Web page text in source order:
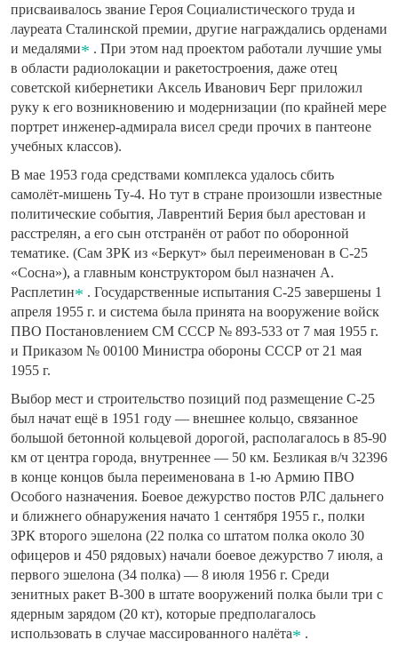
присваивалось звание Героя Социалистического труда и
лауреата Сталинской премии, другие награждались орденами
и медалями
. При этом над проектом работали лучшие умы
в области радиолокации и ракетостроения, даже отец
советской кибернетики Аксель Иванович Берг приложил
руку к его возникновению и модернизации (по крайней мере
портрет инженер-адмирала висел среди прочих в пантеоне
учебных классов).
В мае 1953 года средствами комплекса удалось сбить
самолёт-мишень Ту-4. Но тут в стране произошли известные
политические события, Лаврентий Берия был арестован и
расстрелян, а его сын отстранён от работ по оборонной
тематике. (Сам ЗРК из «Беркут» был переименован в С-25
«Сосна»), а главным конструктором был назначен А.
Расплетин
. Государственные испытания С-25 завершены 1
апреля 1955 г. и система была принята на вооружение войск
ПВО Постановлением СМ СССР № 893-533 от 7 мая 1955 г.
и Приказом № 00100 Министра обороны СССР от 21 мая
1955 г.
Выбор мест и строительство позиций под размещение С-25
был начат ещё в 1951 году — внешнее кольцо, связанное
большой бетонной кольцевой дорогой, располагалось в 85-90
км от центра города, внутреннее — 50 км. Безликая в/ч 32396
в конце концов была переименована в 1-ю Армию ПВО
Особого назначения. Боевое дежурство постов РЛС дальнего
и ближнего обнаружения начато 1 сентября 1955 г., полки
ЗРК второго эшелона (22 полка со штатом полка около 30
офицеров и 450 рядовых) начали боевое дежурство 7 июля, а
первого эшелона (34 полка) — 8 июля 1956 г. Среди
зенитных ракет В-300 в штате вооружений полка были три с
ядерным зарядом (20 кт), которые предполагалось
использовать в случае массированного налёта
.